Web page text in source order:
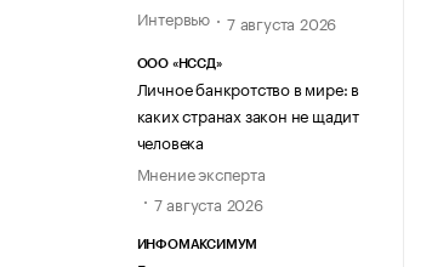
Интервью
7 августа 2026
ООО «НССД»
Личное банкротство в мире: в
каких странах закон не щадит
человека
Мнение эксперта
7 августа 2026
ИНФОМАКСИМУМ